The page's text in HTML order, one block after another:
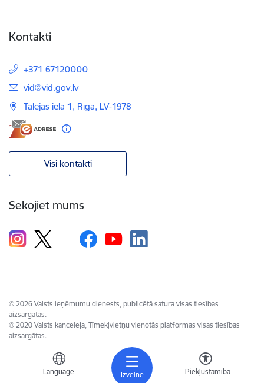
Izvēlne
Language Piekļūstamība
Kontakti
+371 67120000
E-pasts:
vid@vid.gov.lv
Talejas iela 1, Rīga, LV-1978
Visi kontakti
Sekojiet mums
© 2026 Valsts ieņēmumu dienests, publicētā satura visas tiesības
aizsargātas.
© 2020 Valsts kanceleja, Tīmekļvietņu vienotās platformas visas tiesības
aizsargātas.